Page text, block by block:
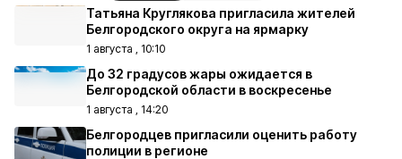
Татьяна Круглякова пригласила жителей
Белгородского округа на ярмарку
1 августа , 10:10
До 32 градусов жары ожидается в
Белгородской области в воскресенье
1 августа , 14:20
Белгородцев пригласили оценить работу
полиции в регионе